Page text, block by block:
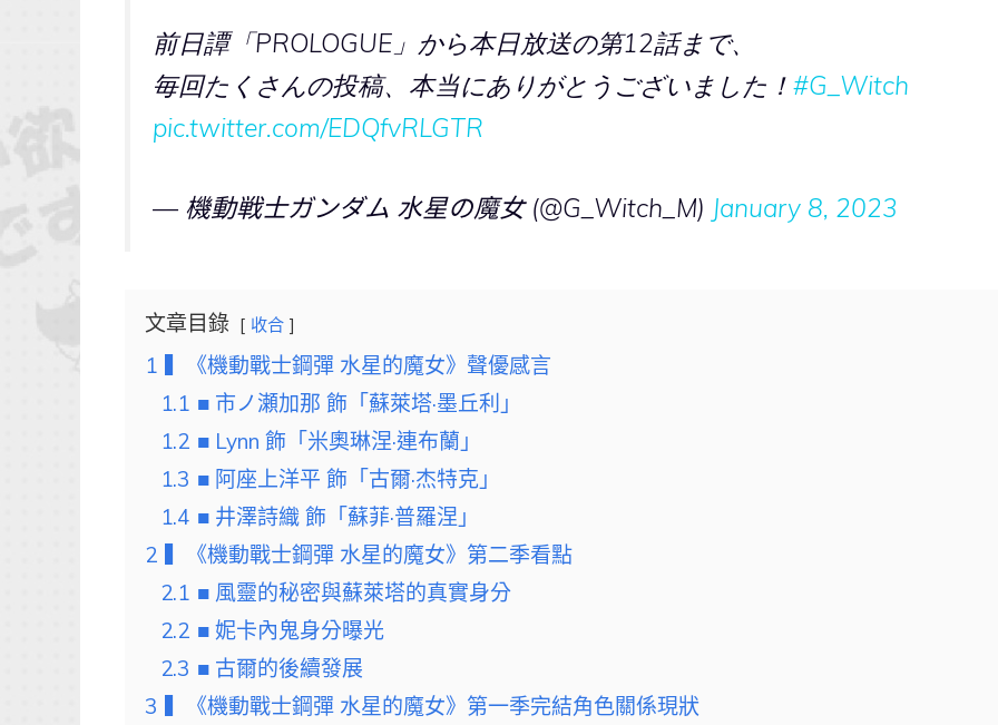
前日譚「PROLOGUE」から本日放送の第12話まで、
毎回たくさんの投稿、本当にありがとうございました！ #G_Witch
pic.twitter.com/EDQfvRLGTR
— 機動戦士ガンダム 水星の魔女 (@G_Witch_M) January 8, 2023
文章目錄 收合
1
▍《機動戰士鋼彈 水星的魔女》聲優感言
1.1 ■ 市ノ瀬加那 飾「蘇萊塔·墨丘利」
1.2 ■ Lynn 飾「米奧琳涅·連布蘭」
1.3 ■ 阿座上洋平 飾「古爾·杰特克」
1.4 ■ 井澤詩織 飾「蘇菲·普羅涅」
2
▍《機動戰士鋼彈 水星的魔女》第二季看點
2.1 ■ 風靈的秘密與蘇萊塔的真實身分
2.2 ■ 妮卡內鬼身分曝光
2.3 ■ 古爾的後續發展
3
▍《機動戰士鋼彈 水星的魔女》第一季完結角色關係現狀